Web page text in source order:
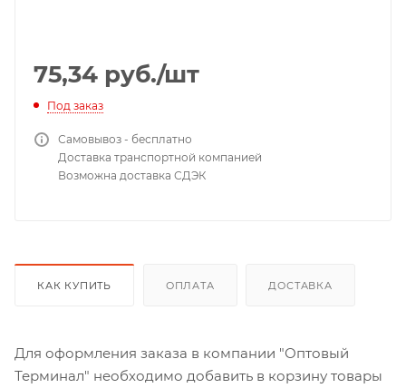
75,34 руб./шт
Под заказ
Самовывоз - бесплатно
Доставка транспортной компанией
Возможна доставка СДЭК
КАК КУПИТЬ ОПЛАТА ДОСТАВКА
Для оформления заказа в компании "Оптовый
Терминал" необходимо добавить в корзину товары